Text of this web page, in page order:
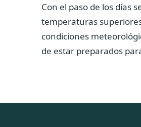
Con el paso de los días
temperaturas
condiciones
de estar preparados